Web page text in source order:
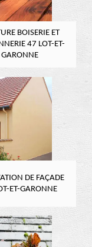
BOISERIE ET
47 LOT-ET-
GARONNE
DE FAÇADE
ET-GARONNE